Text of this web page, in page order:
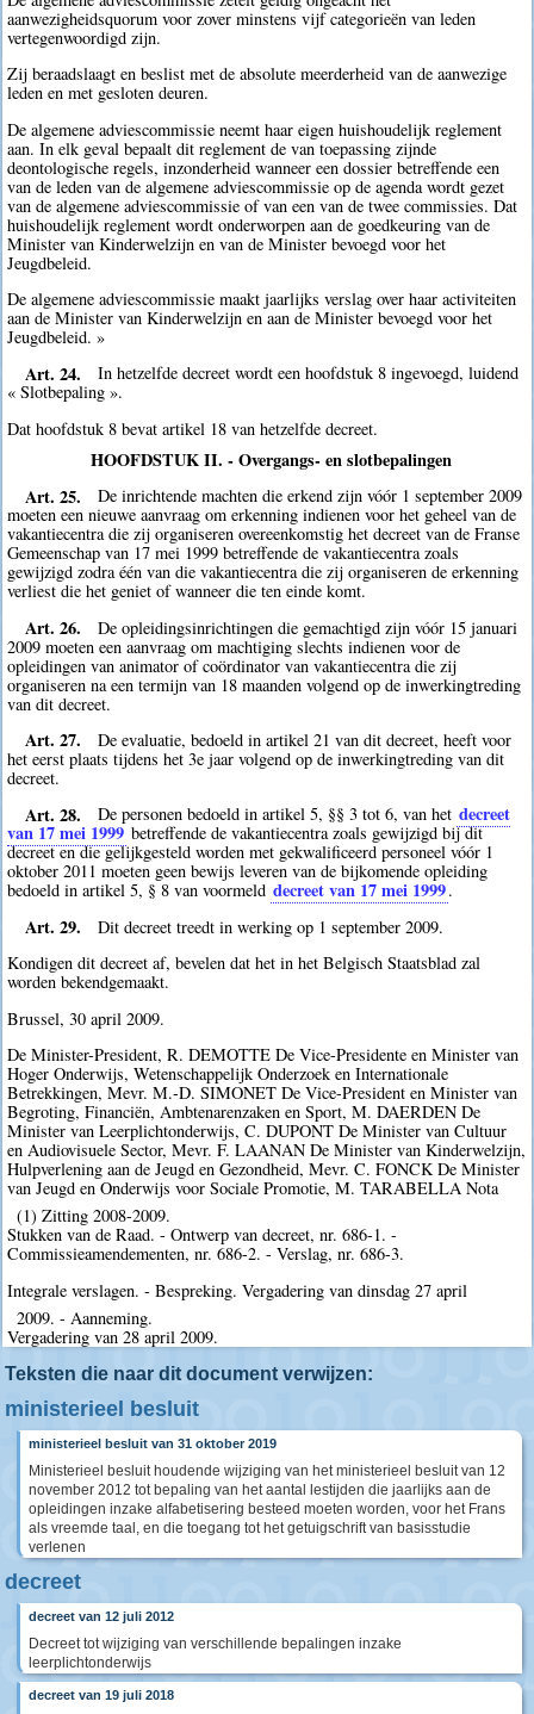
aanwezigheidsquorum voor zover minstens vijf categorieën van leden
vertegenwoordigd zijn.
Zij beraadslaagt en beslist met de absolute meerderheid van de aanwezige
leden en met gesloten deuren.
De algemene adviescommissie neemt haar eigen huishoudelijk reglement
aan. In elk geval bepaalt dit reglement de van toepassing zijnde
deontologische regels, inzonderheid wanneer een dossier betreffende een
van de leden van de algemene adviescommissie op de agenda wordt gezet
van de algemene adviescommissie of van een van de twee commissies. Dat
huishoudelijk reglement wordt onderworpen aan de goedkeuring van de
Minister van Kinderwelzijn en van de Minister bevoegd voor het
Jeugdbeleid.
De algemene adviescommissie maakt jaarlijks verslag over haar activiteiten
aan de Minister van Kinderwelzijn en aan de Minister bevoegd voor het
Jeugdbeleid. »
Art. 24.
In hetzelfde decreet wordt een hoofdstuk 8 ingevoegd, luidend
« Slotbepaling ».
Dat hoofdstuk 8 bevat artikel 18 van hetzelfde decreet.
HOOFDSTUK II. - Overgangs- en slotbepalingen
Art. 25.
De inrichtende machten die erkend zijn vóór 1 september 2009
moeten een nieuwe aanvraag om erkenning indienen voor het geheel van de
vakantiecentra die zij organiseren overeenkomstig het decreet van de Franse
Gemeenschap van 17 mei 1999 betreffende de vakantiecentra zoals
gewijzigd zodra één van die vakantiecentra die zij organiseren de erkenning
verliest die het geniet of wanneer die ten einde komt.
Art. 26.
De opleidingsinrichtingen die gemachtigd zijn vóór 15 januari
2009 moeten een aanvraag om machtiging slechts indienen voor de
opleidingen van animator of coördinator van vakantiecentra die zij
organiseren na een termijn van 18 maanden volgend op de inwerkingtreding
van dit decreet.
Art. 27.
De evaluatie, bedoeld in artikel 21 van dit decreet, heeft voor
het eerst plaats tijdens het 3e jaar volgend op de inwerkingtreding van dit
decreet.
Art. 28. De personen bedoeld in artikel 5, §§ 3 tot 6, van het decreet
van 17 mei 1999 betreffende de vakantiecentra zoals gewijzigd bij dit
decreet en die gelijkgesteld worden met gekwalificeerd personeel vóór 1
oktober 2011 moeten geen bewijs leveren van de bijkomende opleiding
bedoeld in artikel 5, § 8 van voormeld decreet van 17 mei 1999.
Art. 29.
Dit decreet treedt in werking op 1 september 2009.
Kondigen dit decreet af, bevelen dat het in het Belgisch Staatsblad zal
worden bekendgemaakt.
Brussel, 30 april 2009.
De Minister-President, R. DEMOTTE De Vice-Presidente en Minister van
Hoger Onderwijs, Wetenschappelijk Onderzoek en Internationale
Betrekkingen, Mevr. M.-D. SIMONET De Vice-President en Minister van
Begroting, Financiën, Ambtenarenzaken en Sport, M. DAERDEN De
Minister van Leerplichtonderwijs, C. DUPONT De Minister van Cultuur
en Audiovisuele Sector, Mevr. F. LAANAN De Minister van Kinderwelzijn,
Hulpverlening aan de Jeugd en Gezondheid, Mevr. C. FONCK De Minister
van Jeugd en Onderwijs voor Sociale Promotie, M. TARABELLA Nota
(1) Zitting 2008-2009.
Stukken van de Raad. - Ontwerp van decreet, nr. 686-1. -
Commissieamendementen, nr. 686-2. - Verslag, nr. 686-3.
Integrale verslagen. - Bespreking. Vergadering van dinsdag 27 april
2009. - Aanneming.
Vergadering van 28 april 2009.
Teksten die naar dit document verwijzen:
ministerieel besluit
ministerieel besluit van 31 oktober 2019
Ministerieel besluit houdende wijziging van het ministerieel besluit van 12
november 2012 tot bepaling van het aantal lestijden die jaarlijks aan de
opleidingen inzake alfabetisering besteed moeten worden, voor het Frans
als vreemde taal, en die toegang tot het getuigschrift van basisstudie
verlenen
decreet
decreet van 12 juli 2012
Decreet tot wijziging van verschillende bepalingen inzake
leerplichtonderwijs
decreet van 19 juli 2018